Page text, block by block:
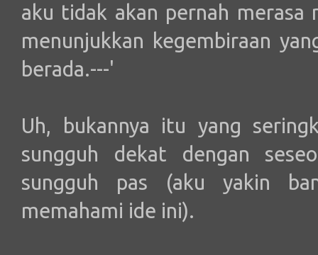
aku tidak akan pernah merasa
menunjukkan kegembiraan
berada.---'
Uh, bukannya itu yang
sungguh dekat dengan
sungguh pas (aku yakin
memahami ide ini).